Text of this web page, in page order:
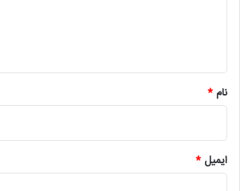
• نمایش ۲ فیلم در «پاتوق مستند»
• تصویربرداری «دختری از نوار ساحلی» به پایان
• فیلم جدید بهاره رهنما با سه بازیگر مطرح به میانه
نام*
ایمیل*